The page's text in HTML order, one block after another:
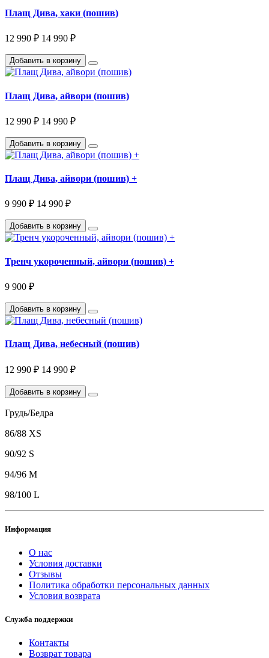
Плащ Дива, хаки (пошив)
12 990 ₽ 14 990 ₽
Добавить в корзину
Плащ Дива, айвори (пошив)
12 990 ₽ 14 990 ₽
Добавить в корзину
Плащ Дива, айвори (пошив) +
9 990 ₽ 14 990 ₽
Добавить в корзину
Тренч укороченный, айвори (пошив) +
9 900 ₽
Добавить в корзину
Плащ Дива, небесный (пошив)
12 990 ₽ 14 990 ₽
Добавить в корзину
Грудь/Бедра
86/88 XS
90/92 S
94/96 M
98/100 L
Информация
О нас
Условия доставки
Отзывы
Политика обработки персональных данных
Условия возврата
Служба поддержки
Контакты
Возврат товара